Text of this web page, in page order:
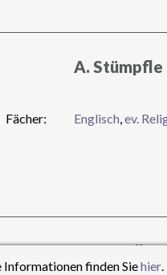
finden Siehier.
A. Stümpfle
Fächer: Englisch,ev.
S. Wendler